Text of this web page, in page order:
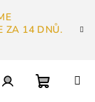
ZA 14 DNŮ.